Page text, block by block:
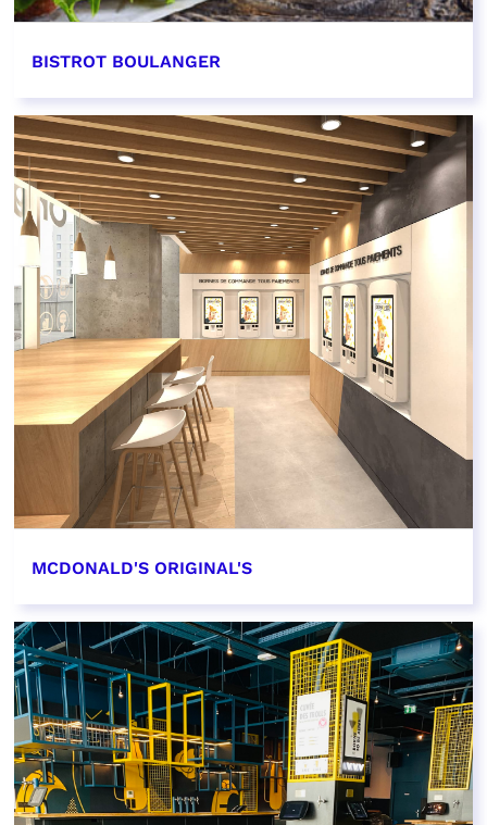
BISTROT BOULANGER
EN SAVOIR PLUS
MCDONALD'S ORIGINAL'S
EN SAVOIR PLUS